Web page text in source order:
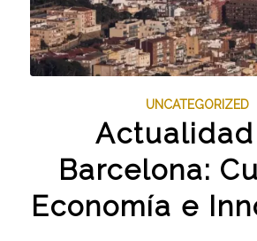
UNCATEGORIZED
Barcelona:
Economía e